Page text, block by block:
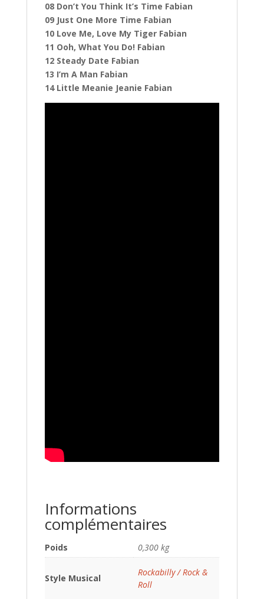
08 Don’t You Think It’s Time Fabian
09 Just One More Time Fabian
10 Love Me, Love My Tiger Fabian
11 Ooh, What You Do! Fabian
12 Steady Date Fabian
13 I’m A Man Fabian
14 Little Meanie Jeanie Fabian
Informations
complémentaires
Poids 0,300 kg
Style Musical
Rockabilly / Rock &
Roll